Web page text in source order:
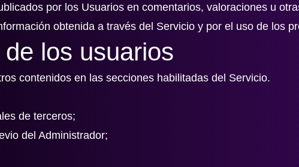
por los Usuarios en comentarios, valoraciones u
obtenida a través del Servicio y por el uso de los
los usuarios
contenidos en las secciones habilitadas del Servicio.
de terceros;
del Administrador;